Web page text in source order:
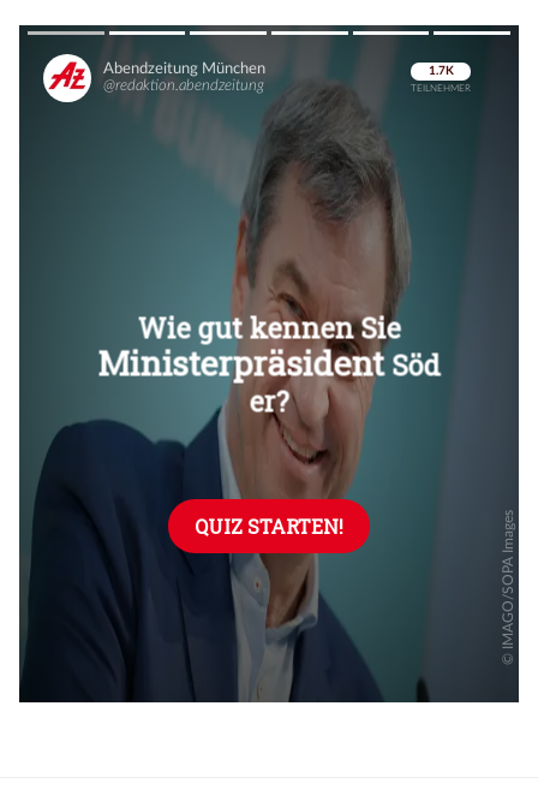
Überspringen
Überspringen